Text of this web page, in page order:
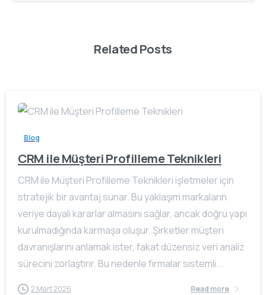
Related Posts
Blog
CRM ile Müşteri Profilleme Teknikleri
CRM ile Müşteri Profilleme Teknikleri işletmeler için
stratejik bir avantaj sunar. Bu yaklaşım markaların
veriye dayalı kararlar almasını sağlar, ancak doğru yapı
kurulmadığında karmaşa oluşur. Şirketler müşteri
davranışlarını anlamak ister, fakat düzensiz veri analiz
sürecini zorlaştırır. Bu nedenle firmalar sistemli...
2 Mart 2026 Read more